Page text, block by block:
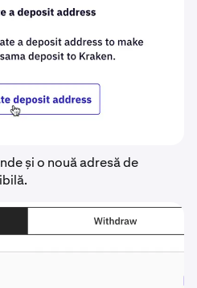
și o nouă adresă de